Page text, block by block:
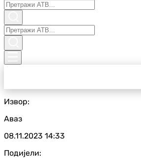
Извор:
Аваз
08.11.2023 14:33
Подијели: